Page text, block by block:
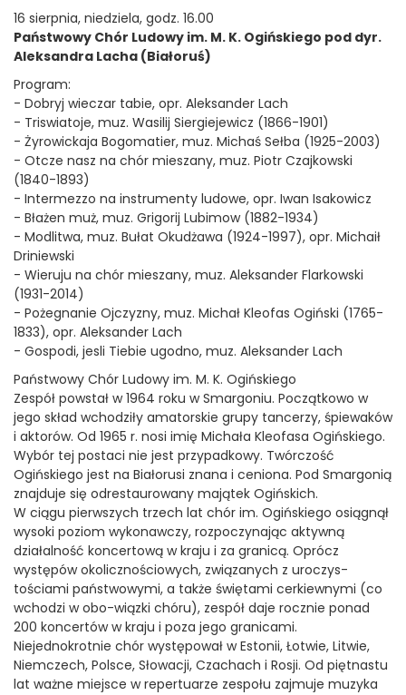
16 sierpnia, niedziela, godz. 16.00
Państwowy Chór Ludowy im. M. K. Ogińskiego pod dyr.
Aleksandra Lacha (Białoruś)
Program:
- Dobryj wieczar tabie, opr. Aleksander Lach
- Triswiatoje, muz. Wasilij Siergiejewicz (1866-1901)
- Żyrowickaja Bogomatier, muz. Michaś Sełba (1925-2003)
- Otcze nasz na chór mieszany, muz. Piotr Czajkowski
(1840-1893)
- Intermezzo na instrumenty ludowe, opr. Iwan Isakowicz
- Błażen muż, muz. Grigorij Lubimow (1882-1934)
- Modlitwa, muz. Bułat Okudżawa (1924-1997), opr. Michaił
Driniewski
- Wieruju na chór mieszany, muz. Aleksander Flarkowski
(1931-2014)
- Pożegnanie Ojczyzny, muz. Michał Kleofas Ogiński (1765-
1833), opr. Aleksander Lach
- Gospodi, jesli Tiebie ugodno, muz. Aleksander Lach
Państwowy Chór Ludowy im. M. K. Ogińskiego
Zespół powstał w 1964 roku w Smargoniu. Początkowo w
jego skład wchodziły amatorskie grupy tancerzy, śpiewaków
i aktorów. Od 1965 r. nosi imię Michała Kleofasa Ogińskiego.
Wybór tej postaci nie jest przypadkowy. Twórczość
Ogińskiego jest na Białorusi znana i ceniona. Pod Smargonią
znajduje się odrestaurowany majątek Ogińskich.
W ciągu pierwszych trzech lat chór im. Ogińskiego osiągnął
wysoki poziom wykonawczy, rozpoczynając aktywną
działalność koncertową w kraju i za granicą. Oprócz
występów okolicznościowych, związanych z uroczys-
tościami państwowymi, a także świętami cerkiewnymi (co
wchodzi w obo-wiązki chóru), zespół daje rocznie ponad
200 koncertów w kraju i poza jego granicami.
Niejednokrotnie chór występował w Estonii, Łotwie, Litwie,
Niemczech, Polsce, Słowacji, Czachach i Rosji. Od piętnastu
lat ważne miejsce w repertuarze zespołu zajmuje muzyka